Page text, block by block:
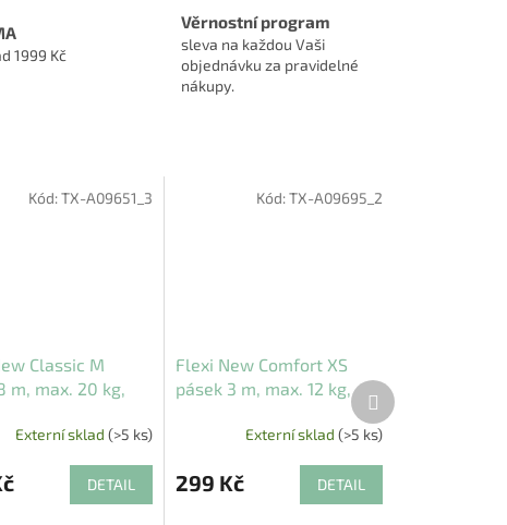
1999 Kč
Věrnostní program
sleva na každou Vaši
objednávku za pravidelné
nákupy.
Classic M
m, max. 20 kg,
Externí sklad(>5 ks)
DETAIL
Kód:TX-A09651_3
Flexi New Comfort XS
pásek 3 m, max. 12 kg,
Externí sklad (>5 ks)
299 Kč DETAIL
Kód:TX-A09695_2
Další
produkt